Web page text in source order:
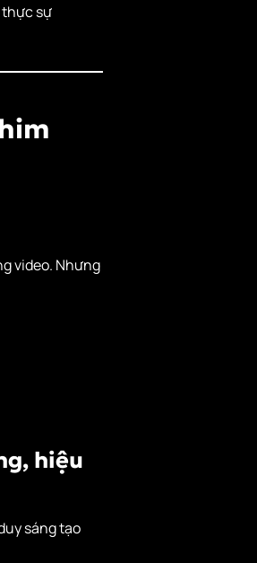
thực sự
video. Nhưng
hiệu
sáng tạo